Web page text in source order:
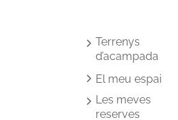
Terrenys
d’acampada
El meu espai
Les meves
reserves